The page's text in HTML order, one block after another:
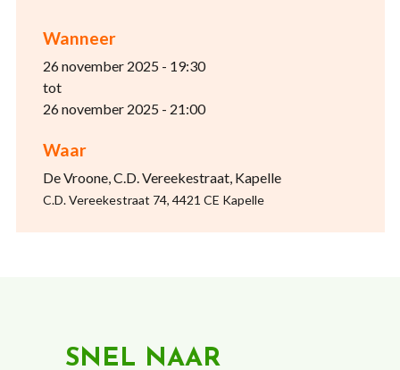
Wanneer
26 november 2025 - 19:30
tot
26 november 2025 - 21:00
Waar
De Vroone, C.D. Vereekestraat, Kapelle
C.D. Vereekestraat 74, 4421 CE Kapelle
SNEL NAAR